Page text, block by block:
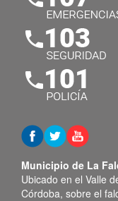
Municipio de La
Ubicado en el Valle
Córdoba, sobre el